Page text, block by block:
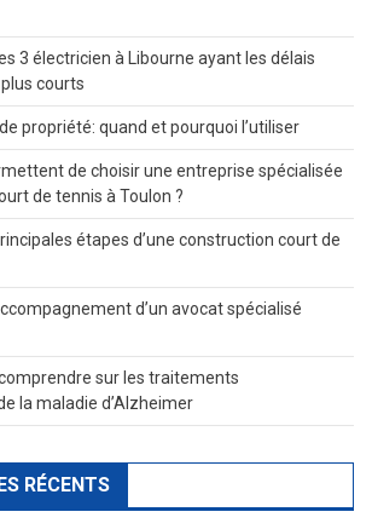
3 électricien à Libourne ayant les délais
courts
propriété: quand et pourquoi l’utiliser
de choisir une entreprise spécialisée
de tennis à Toulon ?
étapes d’une construction court de
d’un avocat spécialisé
sur les traitements
la maladie d’Alzheimer
RÉCENTS